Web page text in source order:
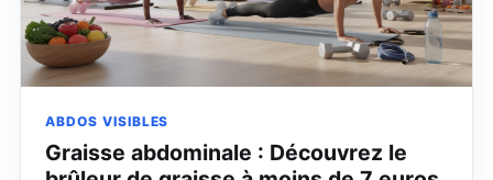
ABDOS VISIBLES
Graisse abdominale : Découvrez le